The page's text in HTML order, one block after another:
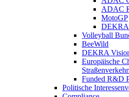
ADAC
MotoGP
DEKRA
Volleyball
BeeWild
DEKRA
Europäische
Funded R&D
Politische